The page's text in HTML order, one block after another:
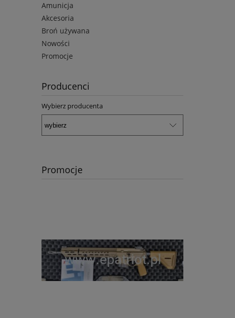
Amunicja
Akcesoria
Broń używana
Nowości
Promocje
Producenci
Wybierz producenta
Promocje